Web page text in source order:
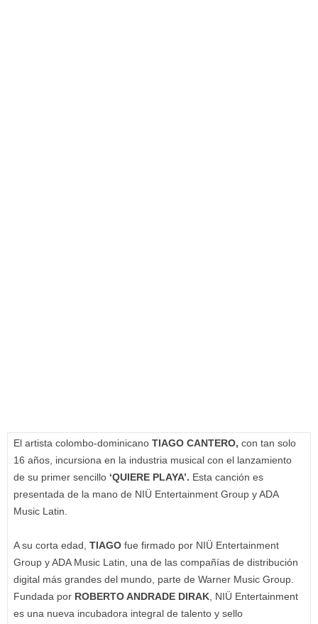
El artista colombo-dominicano TIAGO CANTERO, con tan solo
16 años, incursiona en la industria musical con el lanzamiento
de su primer sencillo ‘QUIERE PLAYA’. Esta canción es
presentada de la mano de NIÜ Entertainment Group y ADA
Music Latin.
A su corta edad, TIAGO fue firmado por NIÜ Entertainment
Group y ADA Music Latin, una de las compañías de distribución
digital más grandes del mundo, parte de Warner Music Group.
Fundada por ROBERTO ANDRADE DIRAK , NIÜ Entertainment
es una nueva incubadora integral de talento y sello